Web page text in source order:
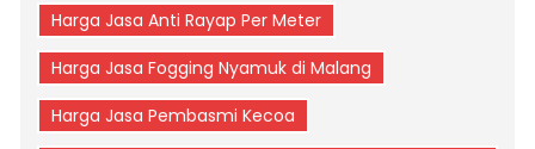
Harga Jasa Anti Rayap Per Meter
Harga Jasa Fogging Nyamuk di Malang
Harga Jasa Pembasmi Kecoa